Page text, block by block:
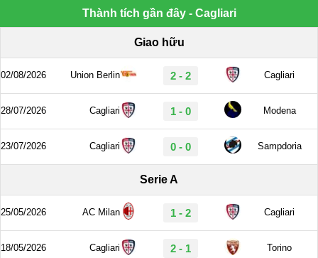
Thành tích gần đây - Cagliari
Giao hữu
02/08/2026 Union Berlin 2 - 2 Cagliari
28/07/2026 Cagliari 1 - 0 Modena
23/07/2026 Cagliari 0 - 0 Sampdoria
Serie A
25/05/2026 AC Milan 1 - 2 Cagliari
18/05/2026 Cagliari 2 - 1 Torino